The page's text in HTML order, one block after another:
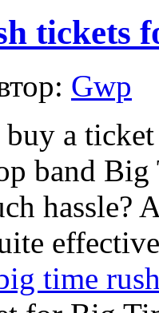
tickets
Gwp
a
band Big
hassle?
time